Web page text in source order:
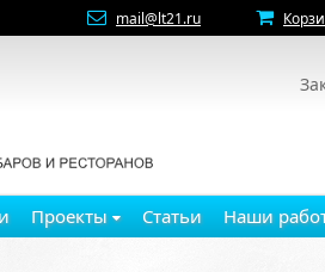
mail@lt21.ru
Проекты Статьи Наши